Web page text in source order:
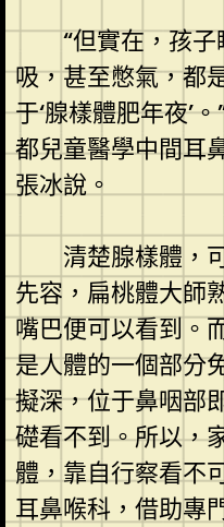
“但實在，孩
吸，甚至憋氣，都
于‘腺樣體肥年夜’
都兒童醫學中間耳
張冰說。
清楚腺樣體，
先容，扁桃體大師
嘴巴便可以看到。
是人體的一個部分
擬深，位于鼻咽部
礎看不到。所以，
體，靠自行察看不
耳鼻喉科，借助專